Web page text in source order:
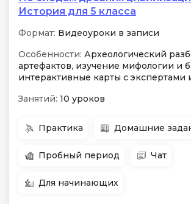
История для 5 класса
Формат: Видеоуроки в записи
Особенности: Археологический
артефактов, изучение мифологии и
интерактивные карты с
Занятий: 10 уроков
Практика Домашние
Пробный период Чат
Для начинающих